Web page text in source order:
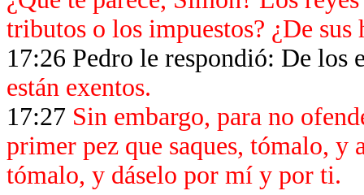
tributos o los impuestos? ¿De sus
17:26 Pedro le respondió: De los
están exentos.
17:27 Sin embargo, para no
primer pez que saques, tómalo, y
tómalo, y dáselo por mí y por ti.